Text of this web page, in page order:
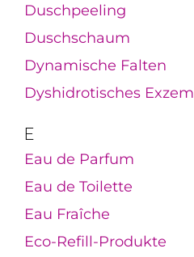
Duschpeeling
Duschschaum
Dynamische Falten
Dyshidrotisches Exzem
E
Eau de Parfum
Eau de Toilette
Eau Fraîche
Eco-Refill-Produkte